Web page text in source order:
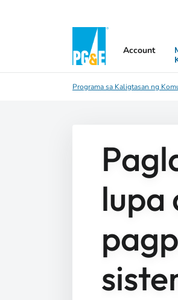
Account
Programa sa Kaligtasan ng
lupa